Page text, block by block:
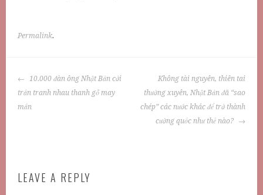
Permalink.
POST
NAVIGATION
10.000 đàn ông Nhật Bản cởi
trần tranh nhau thanh gỗ may
mắn
Không tài nguyên, thiên tai
thường xuyên, Nhật Bản đã “sao
chép” các nước khác để trở thành
cường quốc như thế nào?
LEAVE A REPLY